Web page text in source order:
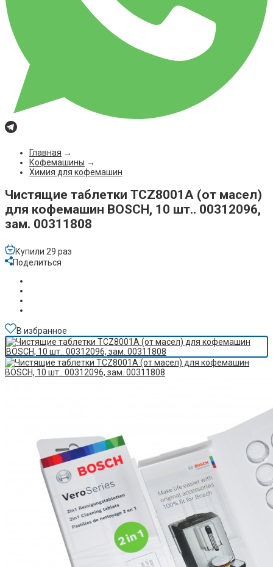
Главная →
Кофемашины →
Химия для кофемашин
Чистящие таблетки TCZ8001A (от масел)
для кофемашин BOSCH, 10 шт.. 00312096,
зам. 00311808
Купили 29 раз
Поделиться
В избранное